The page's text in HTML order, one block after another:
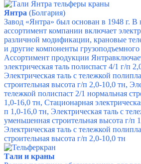
Янтра (Болгария)
Завод «Янтра» был основан в 1948 г. В
ассортимент компании включает
различной модификации, крановые
и другие компоненты грузоподъемного
Ассортимент продукции
электрическая таль полиспаст 4/1 г/п
Электрическая таль с тележкой
строительная высота г/п 2,0-10,0 тн,
тележкой полиспаст 2/1 нормальная
1,0-16,0 тн, Стационарная
п 1,0-16,0 тн, Электрическая таль с
уменьшенная строительная высота г/п
Электрическая таль с тележкой
строительная высота г/п 2,0-10,0 тн
Тали и краны